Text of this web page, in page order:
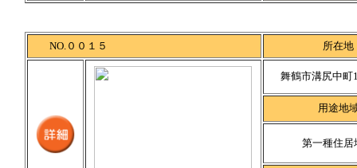
NO.００１５ 所在地
舞鶴市溝尻中町
用途地
第一種住居